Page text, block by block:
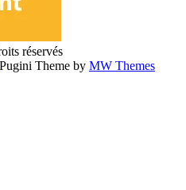
réservés
Pugini Theme by MW Themes